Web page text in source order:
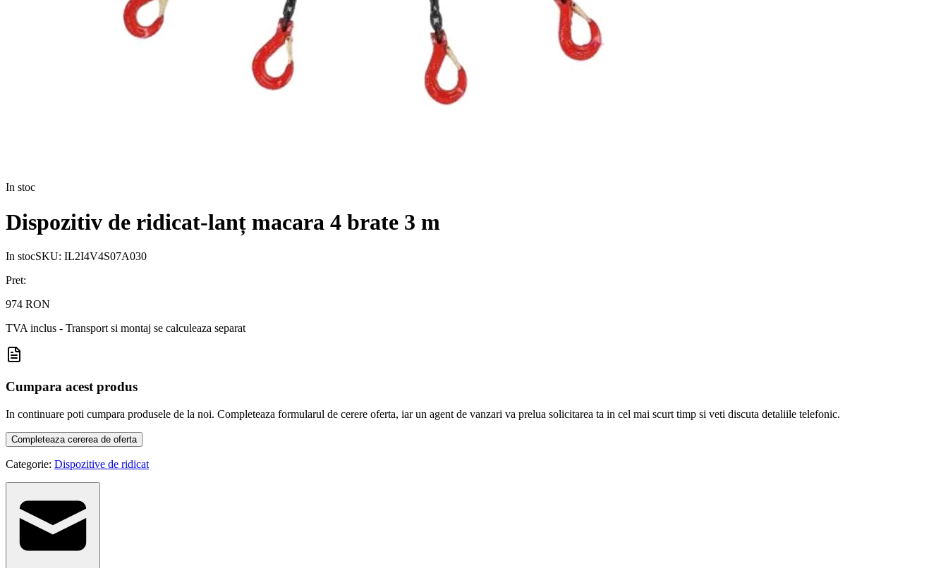
In stoc
Dispozitiv de ridicat-lanț macara 4 brate 3 m
In stocSKU: IL2I4V4S07A030
Pret:
974 RON
TVA inclus - Transport si montaj se calculeaza separat
Cumpara acest produs
In continuare poti cumpara produsele de la noi. Completeaza formularul de cerere oferta, iar un agent de vanzari va prelua solicitarea ta in cel mai scurt timp si veti discuta detaliile telefonic.
Completeaza cererea de oferta
Categorie: Dispozitive de ridicat